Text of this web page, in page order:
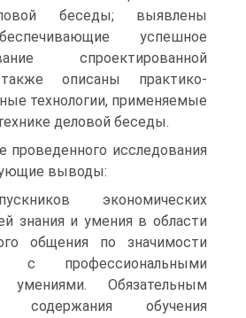
беседы; выявлены
успешное
спроектированной
описаны практико-
технологии, применяемые
деловой беседы.
проведенного исследования
выводы:
экономических
знания и умения в области
общения по значимости
с профессиональными
Обязательным
содержания обучения